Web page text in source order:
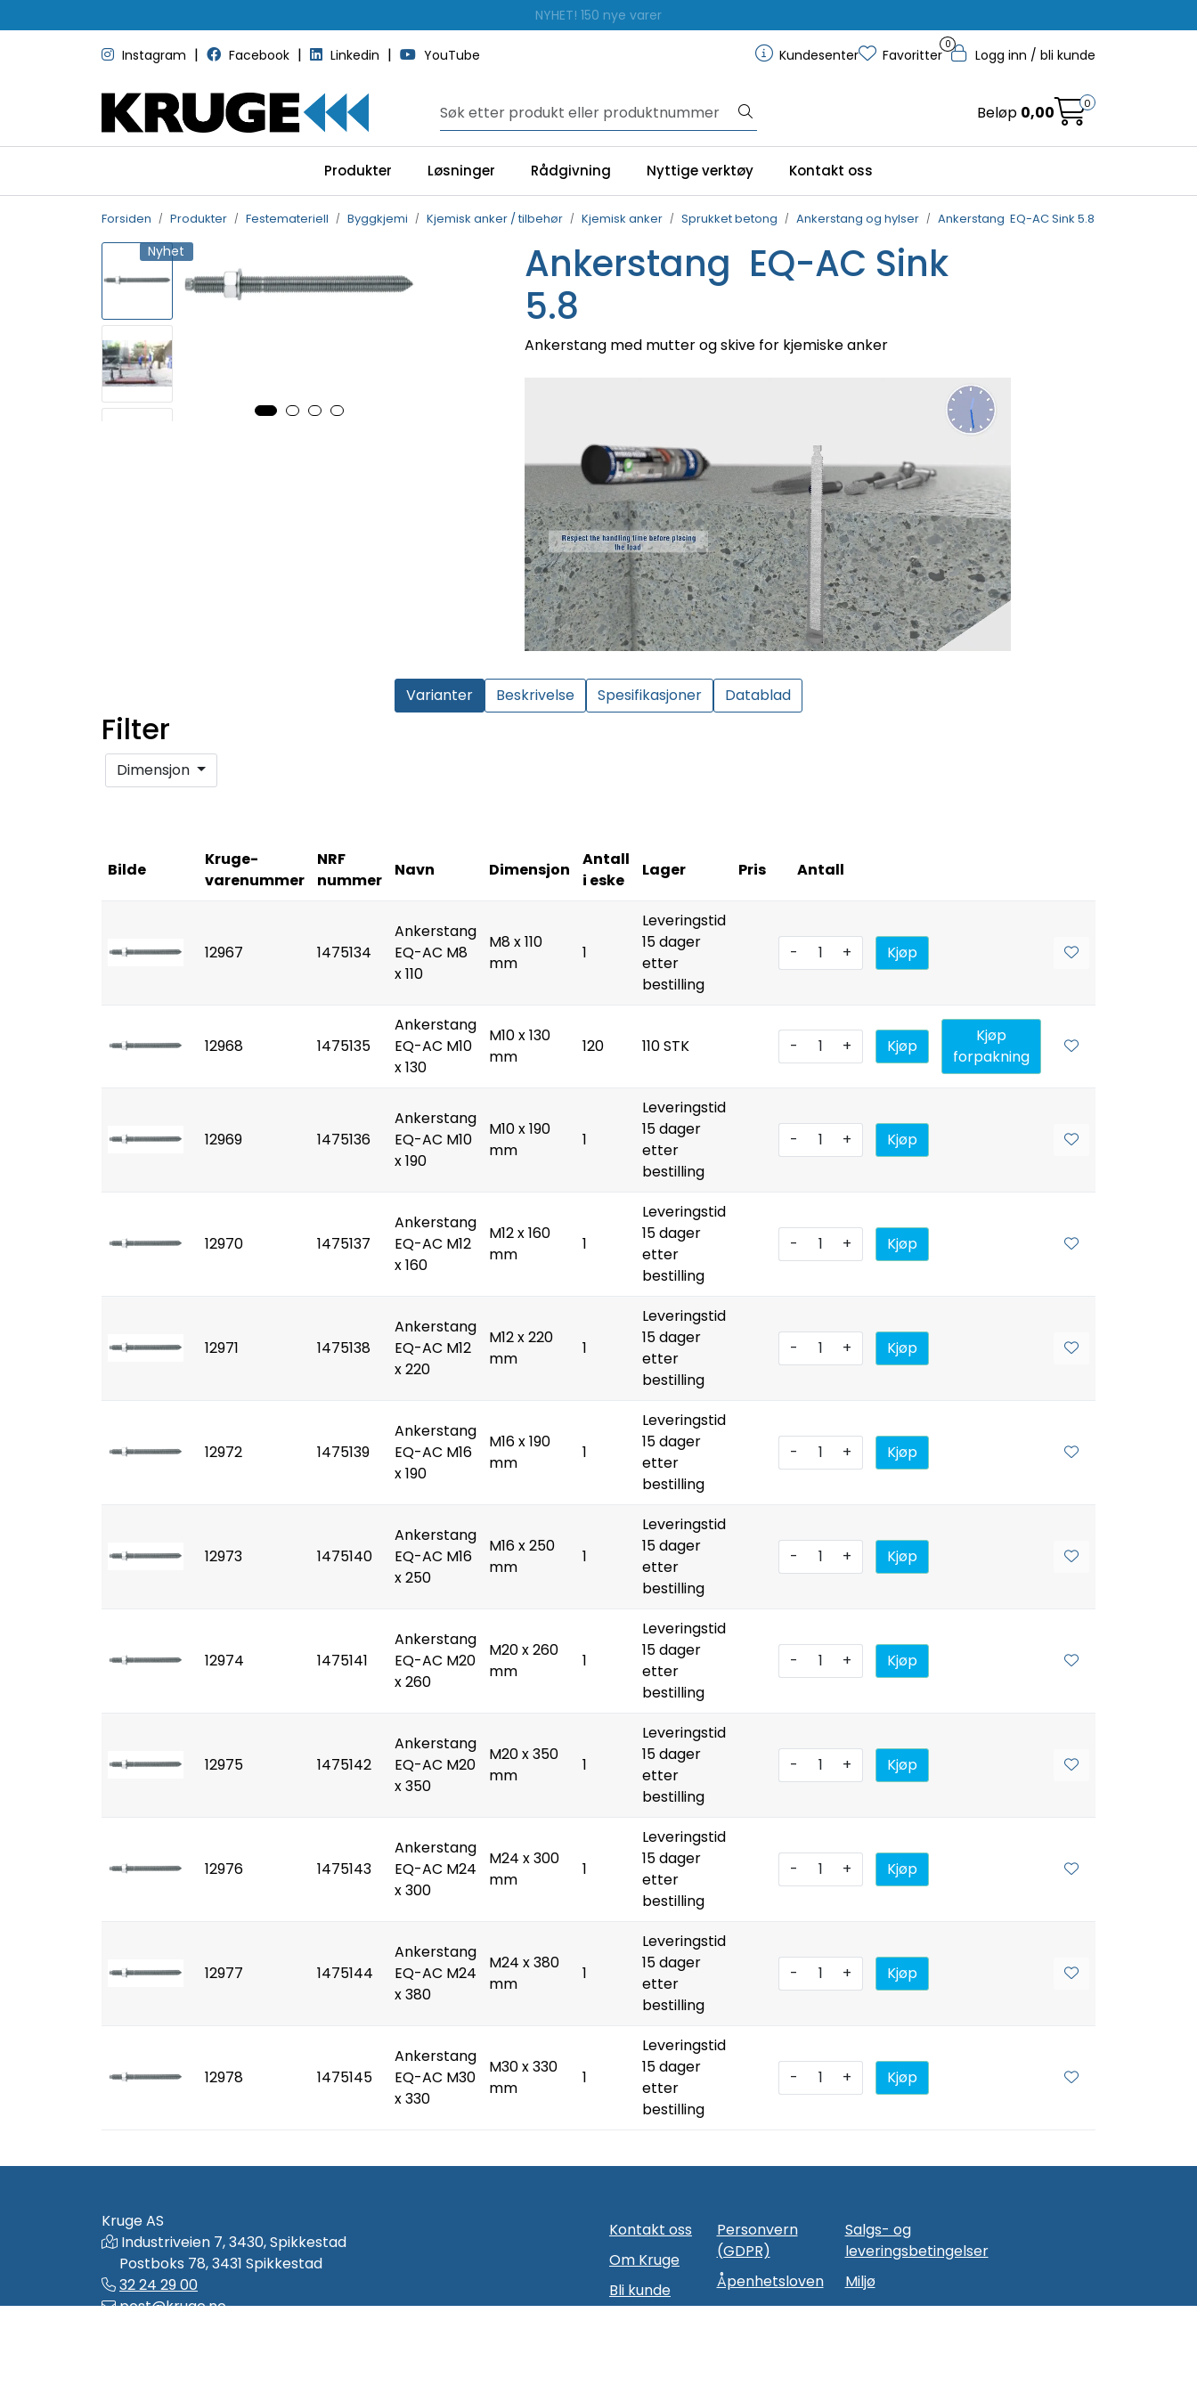
NYHET! 150 nye varer
Instagram | Facebook | Linkedin | YouTube Kundesenter
0
Favoritter Logg inn / bli kunde
Beløp 0,00 0
Produkter Løsninger Rådgivning Nyttige verktøy Kontakt oss
Forsiden Produkter Festemateriell Byggkjemi Kjemisk anker / tilbehør Kjemisk anker Sprukket betong Ankerstang og hylser Ankerstang EQ-AC Sink 5.8
Ankerstang EQ-AC Sink
5.8
Nyhet
Ankerstang med mutter og skive for kjemiske anker
Varianter Beskrivelse Spesifikasjoner Datablad
Filter
Dimensjon
Bilde
Kruge-
varenummer
NRF
nummer
Navn Dimensjon
Antall
i eske
Lager Pris Antall
12967 1475134
Ankerstang
EQ-AC M8
x 110
M8 x 110
mm
1
Leveringstid
15 dager
etter
bestilling
- + Kjøp
12968 1475135
Ankerstang
EQ-AC M10
x 130
M10 x 130
mm
120 110 STK - + Kjøp
Kjøp
forpakning
12969 1475136
Ankerstang
EQ-AC M10
x 190
M10 x 190
mm
1
Leveringstid
15 dager
etter
bestilling
- + Kjøp
12970 1475137
Ankerstang
EQ-AC M12
x 160
M12 x 160
mm
1
Leveringstid
15 dager
etter
bestilling
- + Kjøp
12971 1475138
Ankerstang
EQ-AC M12
x 220
M12 x 220
mm
1
Leveringstid
15 dager
etter
bestilling
- + Kjøp
12972 1475139
Ankerstang
EQ-AC M16
x 190
M16 x 190
mm
1
Leveringstid
15 dager
etter
bestilling
- + Kjøp
12973 1475140
Ankerstang
EQ-AC M16
x 250
M16 x 250
mm
1
Leveringstid
15 dager
etter
bestilling
- + Kjøp
12974 1475141
Ankerstang
EQ-AC M20
x 260
M20 x 260
mm
1
Leveringstid
15 dager
etter
bestilling
- + Kjøp
12975 1475142
Ankerstang
EQ-AC M20
x 350
M20 x 350
mm
1
Leveringstid
15 dager
etter
bestilling
- + Kjøp
12976 1475143
Ankerstang
EQ-AC M24
x 300
M24 x 300
mm
1
Leveringstid
15 dager
etter
bestilling
- + Kjøp
12977 1475144
Ankerstang
EQ-AC M24
x 380
M24 x 380
mm
1
Leveringstid
15 dager
etter
bestilling
- + Kjøp
12978 1475145
Ankerstang
EQ-AC M30
x 330
M30 x 330
mm
1
Leveringstid
15 dager
etter
bestilling
- + Kjøp
Kruge AS
Industriveien 7, 3430, Spikkestad
Postboks 78, 3431 Spikkestad
32 24 29 00
post@kruge.no
Kontakt oss
Om Kruge
Bli kunde
hos oss
Personvern
(GDPR)
Åpenhetsloven
Varslingskanal
Salgs- og
leveringsbetingelser
Miljø